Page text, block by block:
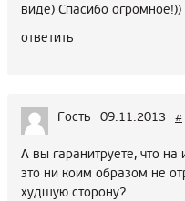
виде) Спасибо огромное!))
ответить
Гость 09.11.2013 #
А вы гаранитруете, что на
это ни коим образом не
худшую сторону?